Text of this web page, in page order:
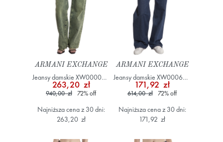
ARMANI EXCHANGE
Jeansy damskie XW000056
AF12070 Zielony
263,20 zł
940,00 zł 72%off
Najniższa cena z 30 dni:
263,20 zł
ARMANI EXCHANGE
Jeansy damskie XW000630
AF14699 Granatowy
171,92 zł
614,00 zł 72%off
Najniższa cena z 30 dni:
171,92 zł